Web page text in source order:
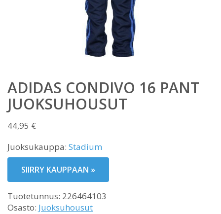
ADIDAS CONDIVO 16 PANT
JUOKSUHOUSUT
44,95 €
Juoksukauppa: Stadium
SIIRRY KAUPPAAN »
Tuotetunnus: 226464103
Osasto: Juoksuhousut